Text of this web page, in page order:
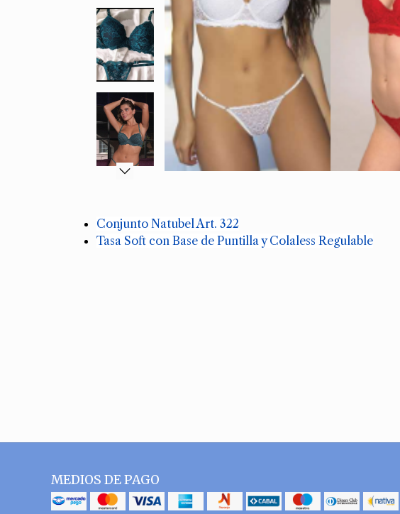
Conjunto Natubel Art. 322
Tasa Soft con Base de Puntilla y Colaless Regulable
MEDIOS DE PAGO